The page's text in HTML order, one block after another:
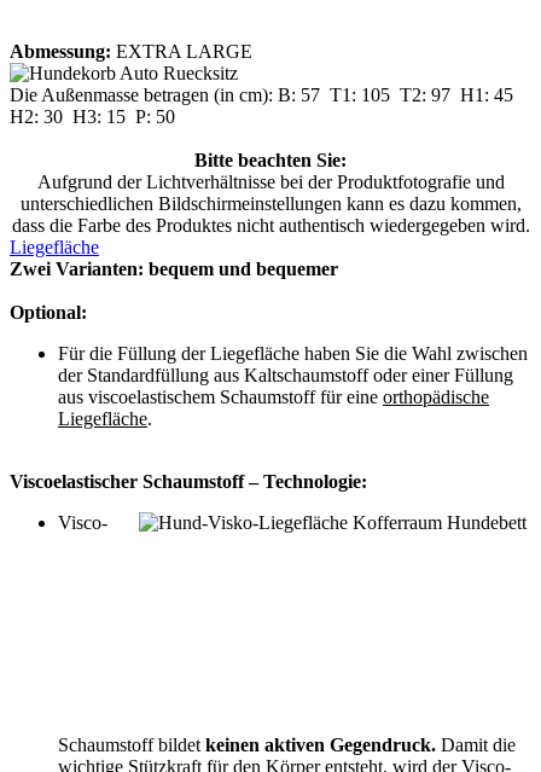
Abmessung: EXTRA LARGE
Die Außenmasse betragen (in cm): B: 57 T1: 105 T2: 97 H1: 45
H2: 30 H3: 15 P: 50
Bitte beachten Sie:
Aufgrund der Lichtverhältnisse bei der Produktfotografie und
unterschiedlichen Bildschirmeinstellungen kann es dazu kommen,
dass die Farbe des Produktes nicht authentisch wiedergegeben wird.
Liegefläche
Zwei Varianten: bequem und bequemer
Optional:
Für die Füllung der Liegefläche haben Sie die Wahl zwischen
der Standardfüllung aus Kaltschaumstoff oder einer Füllung
aus viscoelastischem Schaumstoff für eine orthopädische
Liegefläche.
Viscoelastischer Schaumstoff – Technologie:
Visco-
Schaumstoff bildet keinen aktiven Gegendruck. Damit die
wichtige Stützkraft für den Körper entsteht, wird der Visco-